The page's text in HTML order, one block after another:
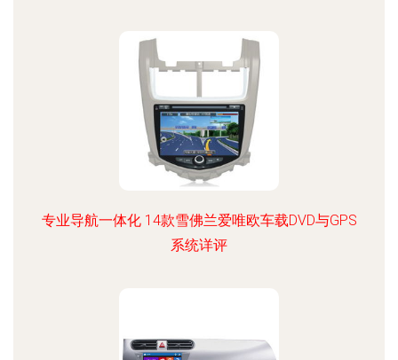
专业导航一体化 14款雪佛兰爱唯欧车载DVD与GPS
系统详评